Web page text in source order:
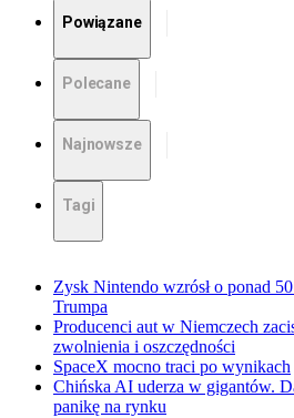
Powiązane
Polecane
Najnowsze
Tagi
Zysk Nintendo wzrósł o ponad
Trumpa
Producenci aut w Niemczech
zwolnienia i oszczędności
SpaceX mocno traci po wynikach
Chińska AI uderza w gigantów.
panikę na rynku